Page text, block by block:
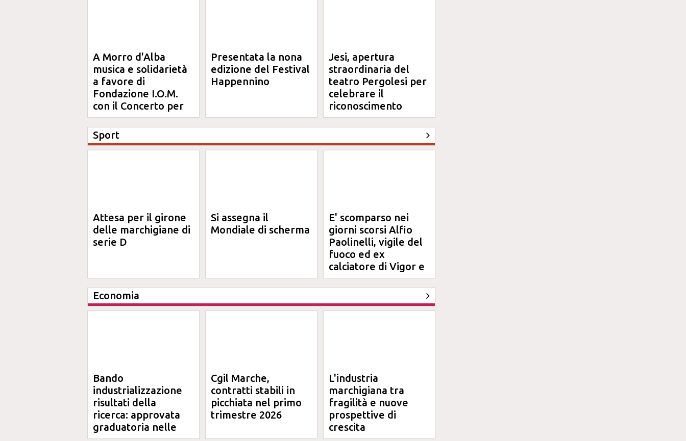
A Morro d'Alba
musica e solidarietà
a favore di
Fondazione I.O.M.
con il Concerto per
Anna
Presentata la nona
edizione del Festival
Happennino
Jesi, apertura
straordinaria del
teatro Pergolesi per
celebrare il
riconoscimento
Unesco
Sport
Attesa per il girone
delle marchigiane di
serie D
Si assegna il
Mondiale di scherma
E' scomparso nei
giorni scorsi Alfio
Paolinelli, vigile del
fuoco ed ex
calciatore di Vigor e
Jesina
Economia
Bando
industrializzazione
risultati della
ricerca: approvata
graduatoria nelle
Cgil Marche,
contratti stabili in
picchiata nel primo
trimestre 2026
L'industria
marchigiana tra
fragilità e nuove
prospettive di
crescita